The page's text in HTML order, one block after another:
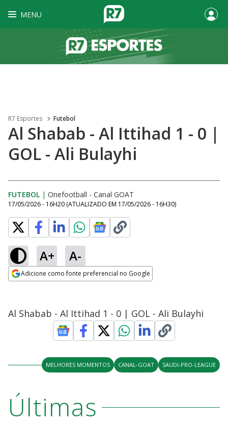
MENU
R7 Esportes Futebol
Al Shabab - Al Ittihad 1 - 0 |
GOL - Ali Bulayhi
FUTEBOL | Onefootball - Canal GOAT
17/05/2026 - 16H20 (ATUALIZADO EM 17/05/2026 - 16H30)
A+ A-
Adicione como fonte preferencial no Google
Al Shabab - Al Ittihad 1 - 0 | GOL - Ali Bulayhi
MELHORES MOMENTOS CANAL-GOAT SAUDI-PRO-LEAGUE
Últimas